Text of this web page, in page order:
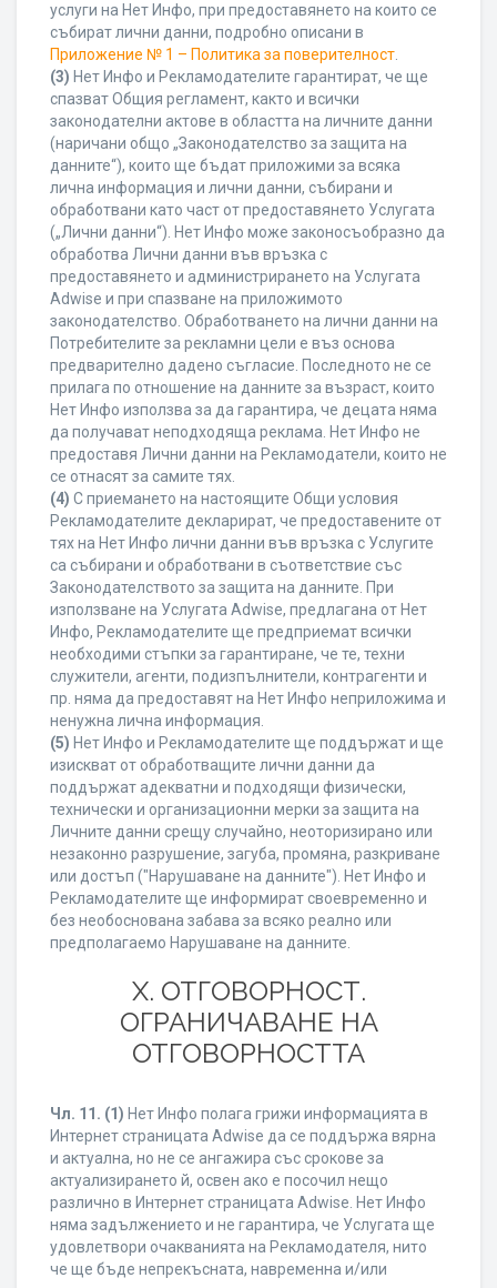
услуги на Нет Инфо, при предоставянето на които се
събират лични данни, подробно описани в
Приложение № 1 – Политика за поверителност
(3) Нет Инфо и Рекламодателите гарантират, че ще
спазват Общия регламент, както и всички
законодателни актове в областта на личните данни
(наричани общо „Законодателство за защита на
данните“), които ще бъдат приложими за всяка
лична информация и лични данни, събирани и
обработвани като част от предоставянето Услугата
(„Лични данни“). Нет Инфо може законосъобразно да
обработва Лични данни във връзка с
предоставянето и администрирането на Услугата
Adwise и при спазване на приложимото
законодателство. Обработването на лични данни на
Потребителите за рекламни цели е въз основа
предварително дадено съгласие. Последното не се
прилага по отношение на данните за възраст, които
Нет Инфо използва за да гарантира, че децата няма
да получават неподходяща реклама. Нет Инфо не
предоставя Лични данни на Рекламодатели, които не
се отнасят за самите тях.
(4) С приемането на настоящите Общи условия
Рекламодателите декларират, че предоставените от
тях на Нет Инфо лични данни във връзка с Услугите
са събирани и обработвани в съответствие със
Законодателството за защита на данните. При
използване на Услугата Adwise, предлагана от Нет
Инфо, Рекламодателите ще предприемат всички
необходими стъпки за гарантиране, че те, техни
служители, агенти, подизпълнители, контрагенти и
пр. няма да предоставят на Нет Инфо неприложима и
ненужна лична информация.
(5) Нет Инфо и Рекламодателите ще поддържат и ще
изискват от обработващите лични данни да
поддържат адекватни и подходящи физически,
технически и организационни мерки за защита на
Личните данни срещу случайно, неоторизирано или
незаконно разрушение, загуба, промяна, разкриване
или достъп ("Нарушаване на данните"). Нет Инфо и
Рекламодателите ще информират своевременно и
без необоснована забава за всяко реално или
предполагаемо Нарушаване на данните.
X. ОТГОВОРНОСТ.
ОГРАНИЧАВАНЕ НА
ОТГОВОРНОСТТА
Чл. 11. (1) Нет Инфо полага грижи информацията в
Интернет страницата Adwise да се поддържа вярна
и актуална, но не се ангажира със срокове за
актуализирането й, освен ако е посочил нещо
различно в Интернет страницата Adwise. Нет Инфо
няма задължението и не гарантира, че Услугата ще
удовлетвори очакванията на Рекламодателя, нито
че ще бъде непрекъсната, навременна и/или